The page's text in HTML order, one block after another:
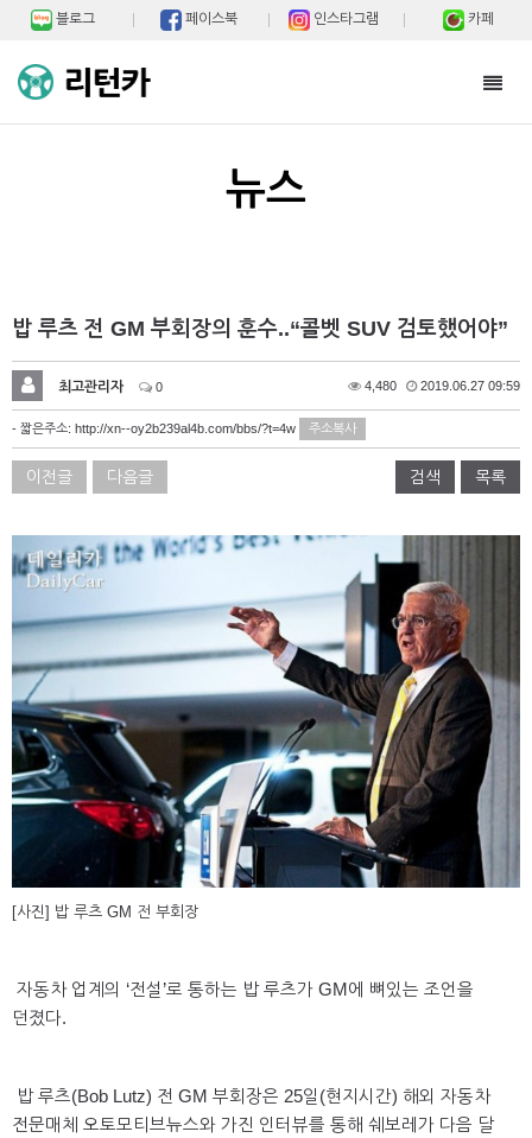
블로그 페이스북 인스타그램 카페
뉴스
밥 루츠 전 GM 부회장의 훈수..“콜벳 SUV 검토했어야”
최고관리자 0 4,480 2019.06.27 09:59
- 짧은주소: http://xn--oy2b239al4b.com/bbs/?t=4w 주소복사
이전글 다음글 검색 목록
[사진] 밥 루츠 GM 전 부회장
자동차 업계의 ‘전설’로 통하는 밥 루츠가 GM에 뼈있는 조언을
던졌다.
밥 루츠(Bob Lutz) 전 GM 부회장은 25일(현지시간) 해외 자동차
전문매체 오토모티브뉴스와 가진 인터뷰를 통해 쉐보레가 다음 달